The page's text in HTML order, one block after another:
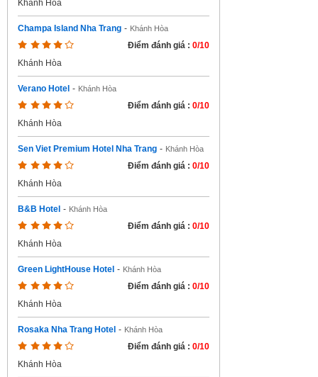
Khánh Hòa
Champa Island Nha Trang - Khánh Hòa
Điểm đánh giá : 0/10
Khánh Hòa
Verano Hotel - Khánh Hòa
Điểm đánh giá : 0/10
Khánh Hòa
Sen Viet Premium Hotel Nha Trang - Khánh Hòa
Điểm đánh giá : 0/10
Khánh Hòa
B&B Hotel - Khánh Hòa
Điểm đánh giá : 0/10
Khánh Hòa
Green LightHouse Hotel - Khánh Hòa
Điểm đánh giá : 0/10
Khánh Hòa
Rosaka Nha Trang Hotel - Khánh Hòa
Điểm đánh giá : 0/10
Khánh Hòa